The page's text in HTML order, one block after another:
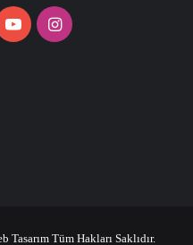
YouTubeInstagram
Tüm Hakları Saklıdır.